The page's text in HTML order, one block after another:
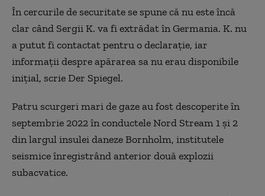
În cercurile de securitate se spune că nu este încă
clar când Sergii K. va fi extrădat în Germania. K. nu
a putut fi contactat pentru o declarație, iar
informații despre apărarea sa nu erau disponibile
inițial, scrie Der Spiegel.
Patru scurgeri mari de gaze au fost descoperite în
septembrie 2022 în conductele Nord Stream 1 și 2
din largul insulei daneze Bornholm, institutele
seismice înregistrând anterior două explozii
subacvatice.